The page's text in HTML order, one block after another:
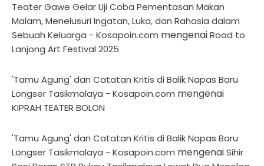
Teater Gawe Gelar Uji Coba Pementasan Makan
Malam, Menelusuri Ingatan, Luka, dan Rahasia dalam
Sebuah Keluarga - Kosapoin.com mengenaiRoad to
Lanjong Art Festival 2025
'Tamu Agung' dan Catatan Kritis di Balik Napas Baru
Longser Tasikmalaya - Kosapoin.com mengenai
KIPRAH TEATER BOLON
'Tamu Agung' dan Catatan Kritis di Balik Napas Baru
Longser Tasikmalaya - Kosapoin.com mengenaiSihir